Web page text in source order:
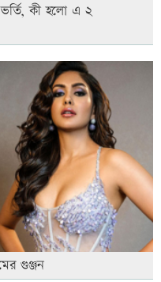
কী হলো এ ২
গুঞ্জন